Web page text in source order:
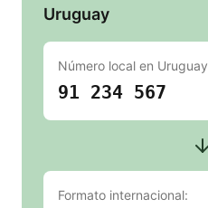
Uruguay
Número local en Uruguay
91 234 567
Formato internacional: